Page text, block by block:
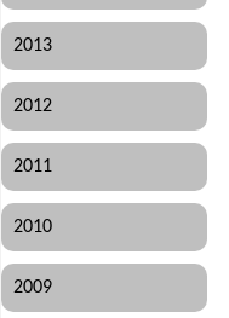
2013
2012
2011
2010
2009